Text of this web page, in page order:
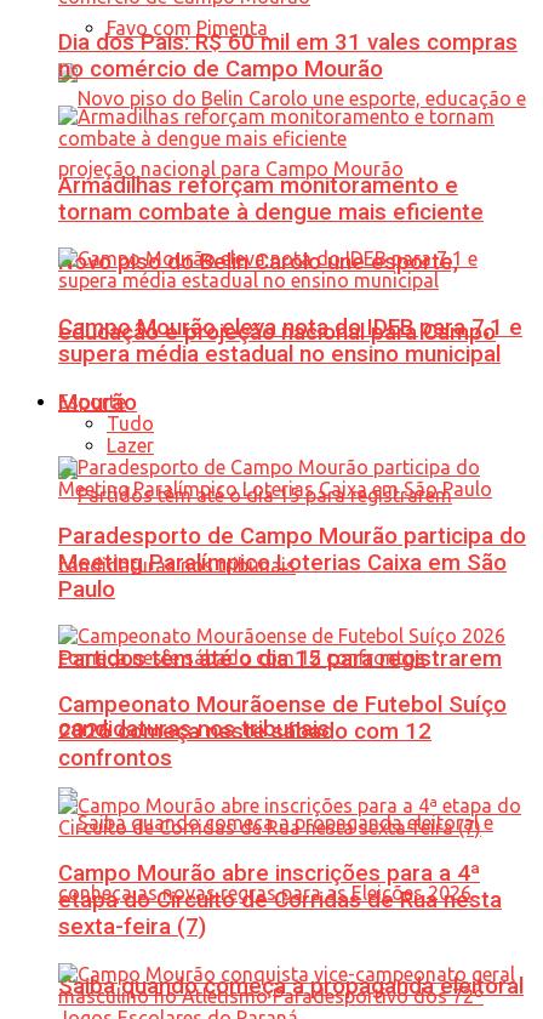
Favo com Pimenta
Novo piso do Belin Carolo une esporte,
educação e projeção nacional para Campo
Mourão
Partidos têm até o dia 15 para registrarem
candidaturas nos tribunais
Saiba quando começa a propaganda eleitoral
Dia dos Pais: R$ 60 mil em 31 vales compras
no comércio de Campo Mourão
Armadilhas reforçam monitoramento e
tornam combate à dengue mais eficiente
Campo Mourão eleva nota do IDEB para 7,1 e
supera média estadual no ensino municipal
Esporte
Tudo
Lazer
Paradesporto de Campo Mourão participa do
Meeting Paralímpico Loterias Caixa em São
Paulo
Campeonato Mourãoense de Futebol Suíço
2026 começa neste sábado com 12
confrontos
Campo Mourão abre inscrições para a 4ª
etapa do Circuito de Corridas de Rua nesta
sexta-feira (7)